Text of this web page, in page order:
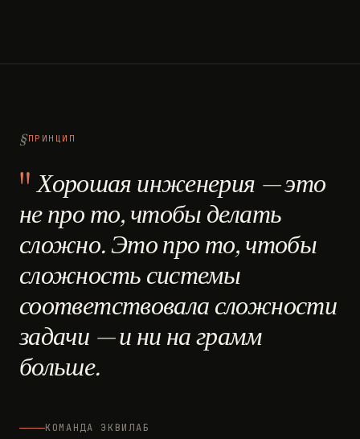
ПРИНЦИП
Хорошая инженерия — это
не про то, чтобы делать
сложно. Это про то, чтобы
сложность системы
соответствовала сложности
задачи — и ни на грамм
больше.
КОМАНДА ЭКВИЛАБ